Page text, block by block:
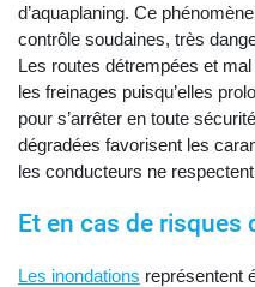
d’aquaplaning. Ce
contrôle soudaines, très
Les routes détrempées et
les freinages puisqu’elles
pour s’arrêter en toute
dégradées favorisent les
les conducteurs ne
Et en cas de risques
Les inondations représentent